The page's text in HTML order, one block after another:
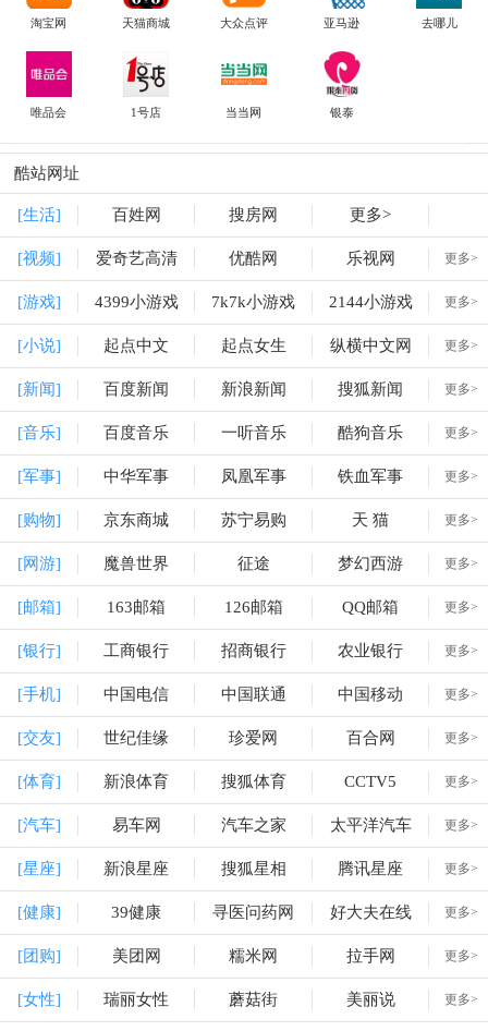
淘宝网 天猫商城 大众点评 亚马逊 去哪儿
唯品会 1号店 当当网 银泰
酷站网址
[生活] 百姓网 搜房网 更多>
[视频] 爱奇艺高清 优酷网 乐视网 更多>
[游戏] 4399小游戏 7k7k小游戏 2144小游戏 更多>
[小说] 起点中文 起点女生 纵横中文网 更多>
[新闻] 百度新闻 新浪新闻 搜狐新闻 更多>
[音乐] 百度音乐 一听音乐 酷狗音乐 更多>
[军事] 中华军事 凤凰军事 铁血军事 更多>
[购物] 京东商城 苏宁易购 天 猫 更多>
[网游] 魔兽世界 征途 梦幻西游 更多>
[邮箱] 163邮箱 126邮箱 QQ邮箱 更多>
[银行] 工商银行 招商银行 农业银行 更多>
[手机] 中国电信 中国联通 中国移动 更多>
[交友] 世纪佳缘 珍爱网 百合网 更多>
[体育] 新浪体育 搜狐体育 CCTV5 更多>
[汽车] 易车网 汽车之家 太平洋汽车 更多>
[星座] 新浪星座 搜狐星相 腾讯星座 更多>
[健康] 39健康 寻医问药网 好大夫在线 更多>
[团购] 美团网 糯米网 拉手网 更多>
[女性] 瑞丽女性 蘑菇街 美丽说 更多>